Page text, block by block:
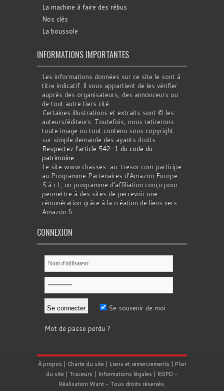
La machine à faire des rébus
Nos clés
La boussole
INFORMATIONS IMPORTANTES
Les informations données sur ce site le sont à
titre indicatif. Il vous appartient de les vérifier
auprès des organisateurs, des annonceurs ou
de tout autre tiers cité.
Certaines illustrations et extraits sont © les
auteurs/éditeurs. Toutefois, nous retirerons
toute image ou tout contenu sous copyright
sur simple demande des ayants droits.
Respectez l'article 542-1 du code du
patrimoine.
Le site www.chasses-au-tresor.com participe
au Programme Partenaires d’Amazon Europe
S.à r.l., un programme d’affiliation conçu pour
permettre à des sites de percevoir une
rémunération grâce à la création de liens vers
Amazon.fr
CONNEXION
Se souvenir de moi
Mot de passe perdu ?
À propos | Charte du site | Liens et remerciements | Plan
du site | Traceurs | Informations légales | RGPD -
Réalisation Want- Tous droits réservés.